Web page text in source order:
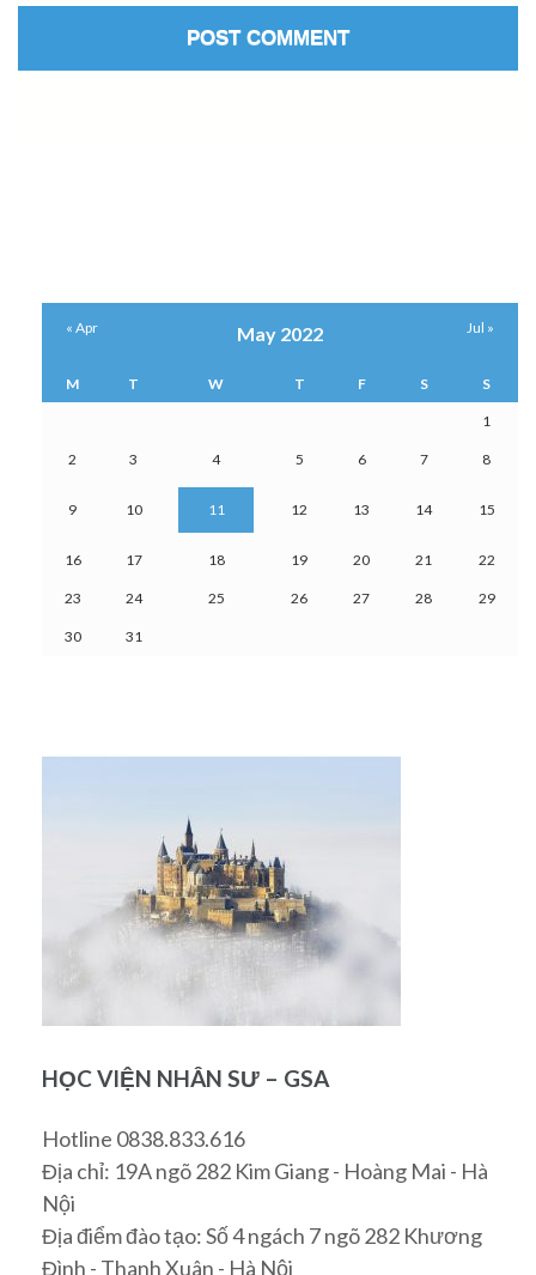
May 2022
M T W T F S S
1
2 3 4 5 6 7 8
9 10 11 12 13 14 15
16 17 18 19 20 21 22
23 24 25 26 27 28 29
30 31
« Apr Jul »
HỌC VIỆN NHÂN SƯ – GSA
Hotline 0838.833.616
Địa chỉ: 19A ngõ 282 Kim Giang - Hoàng Mai - Hà
Nội
Địa điểm đào tạo: Số 4 ngách 7 ngõ 282 Khương
Đình - Thanh Xuân - Hà Nội